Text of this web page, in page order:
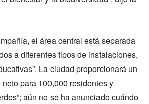
el área central está separada
a diferentes tipos de instalaciones,
La ciudad proporcionará un
para 100,000 residentes y
aún no se ha anunciado cuándo